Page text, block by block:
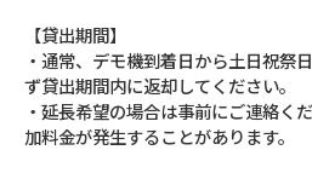
【貸出期間】
・通常、デモ機到着日から土日祝祭
ず貸出期間内に返却してください。
・延長希望の場合は事前にご連絡く
加料金が発生することがあります。